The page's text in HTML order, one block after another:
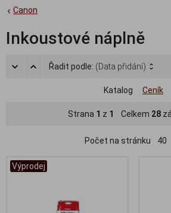
Canon
Inkoustové náplně
Řadit podle: (Data přidání)
Katalog Ceník
Strana 1 z 1 Celkem 28
Počet na stránku 40
Výprodej